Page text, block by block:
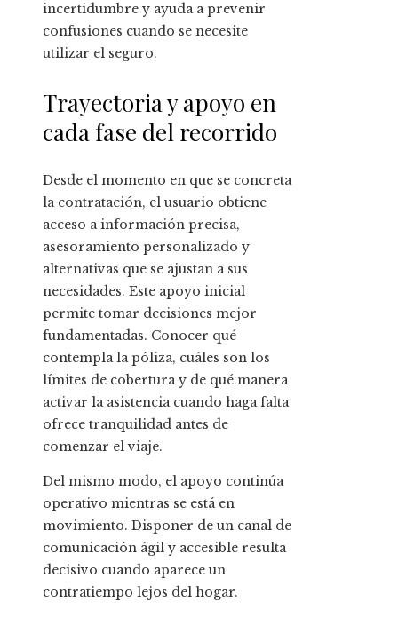
incertidumbre y ayuda a prevenir
confusiones cuando se necesite
utilizar el seguro.
Trayectoria y apoyo en
cada fase del recorrido
Desde el momento en que se concreta
la contratación, el usuario obtiene
acceso a información precisa,
asesoramiento personalizado y
alternativas que se ajustan a sus
necesidades. Este apoyo inicial
permite tomar decisiones mejor
fundamentadas. Conocer qué
contempla la póliza, cuáles son los
límites de cobertura y de qué manera
activar la asistencia cuando haga falta
ofrece tranquilidad antes de
comenzar el viaje.
Del mismo modo, el apoyo continúa
operativo mientras se está en
movimiento. Disponer de un canal de
comunicación ágil y accesible resulta
decisivo cuando aparece un
contratiempo lejos del hogar.